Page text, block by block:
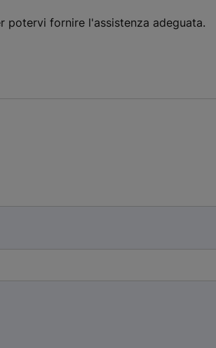
potervi fornire l'assistenza adeguata.